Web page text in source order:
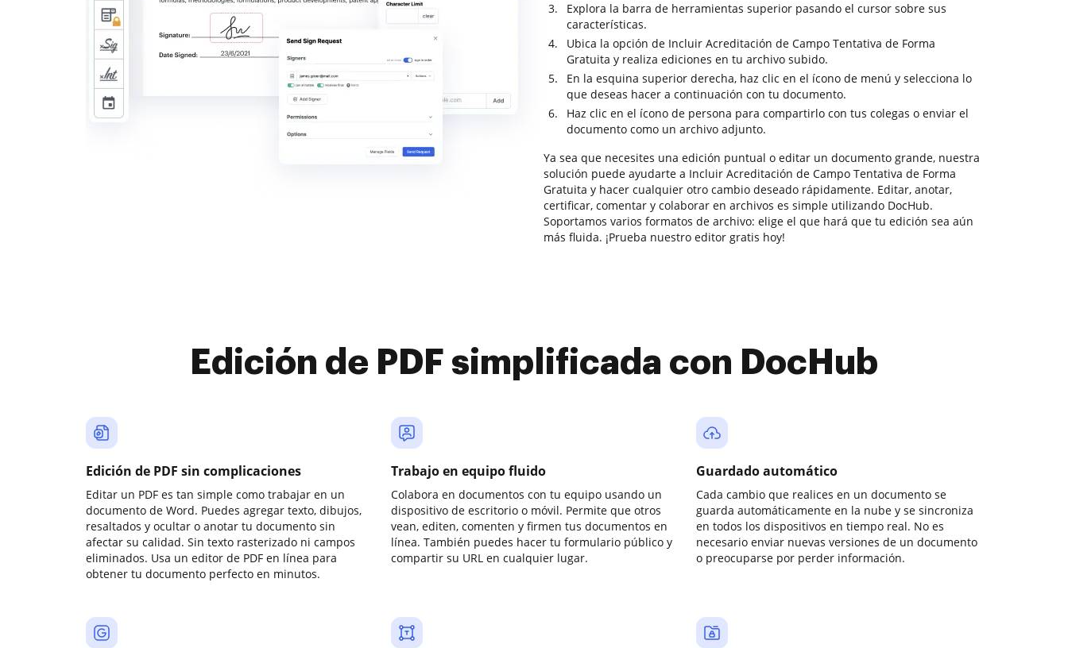
Explora la barra de herramientas superior pasando el cursor sobre sus
características.
Ubica la opción de Incluir Acreditación de Campo Tentativa de Forma
Gratuita y realiza ediciones en tu archivo subido.
En la esquina superior derecha, haz clic en el ícono de menú y selecciona lo
que deseas hacer a continuación con tu documento.
Haz clic en el ícono de persona para compartirlo con tus colegas o enviar el
documento como un archivo adjunto.
Ya sea que necesites una edición puntual o editar un documento grande, nuestra
solución puede ayudarte a Incluir Acreditación de Campo Tentativa de Forma
Gratuita y hacer cualquier otro cambio deseado rápidamente. Editar, anotar,
certificar, comentar y colaborar en archivos es simple utilizando DocHub.
Soportamos varios formatos de archivo: elige el que hará que tu edición sea aún
más fluida. ¡Prueba nuestro editor gratis hoy!
Edición de PDF simplificada con DocHub
Edición de PDF sin complicaciones
Editar un PDF es tan simple como trabajar en un
documento de Word. Puedes agregar texto, dibujos,
resaltados y ocultar o anotar tu documento sin
afectar su calidad. Sin texto rasterizado ni campos
eliminados. Usa un editor de PDF en línea para
obtener tu documento perfecto en minutos.
Trabajo en equipo fluido
Colabora en documentos con tu equipo usando un
dispositivo de escritorio o móvil. Permite que otros
vean, editen, comenten y firmen tus documentos en
línea. También puedes hacer tu formulario público y
compartir su URL en cualquier lugar.
Guardado automático
Cada cambio que realices en un documento se
guarda automáticamente en la nube y se sincroniza
en todos los dispositivos en tiempo real. No es
necesario enviar nuevas versiones de un documento
o preocuparse por perder información.